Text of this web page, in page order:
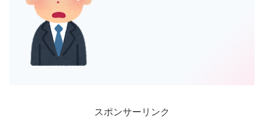
スポンサーリンク